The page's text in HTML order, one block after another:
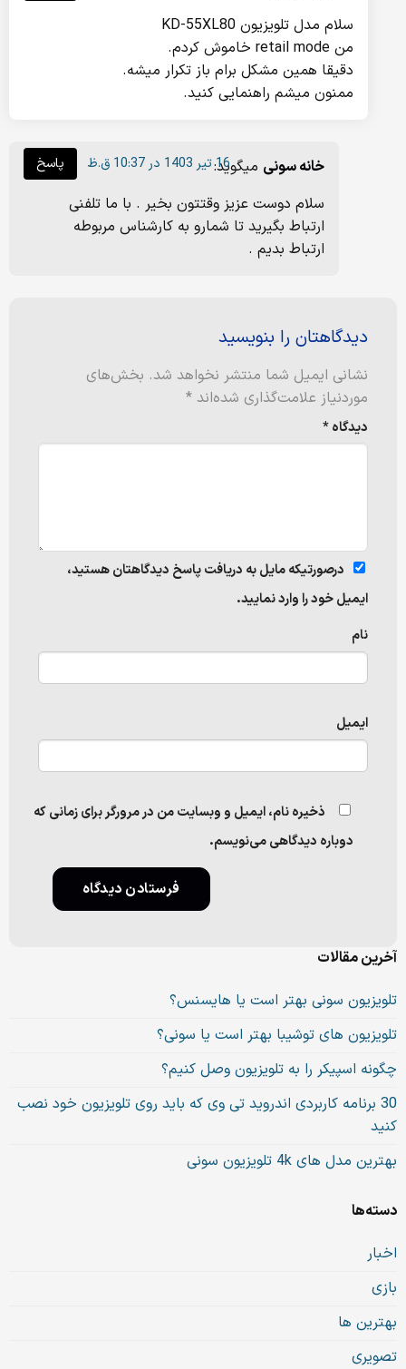
سلام مدل تلویزیون KD-55XL80
من retail mode خاموش کردم.
دقیقا همین مشکل برام باز تکرار میشه.
ممنون میشم راهنمایی کنید.
خانه سونی میگوید:
سلام دوست عزیز وقتتون بخیر . با ما تلفنی
ارتباط بگیرید تا شمارو به کارشناس مربوطه
ارتباط بدیم .
16 تیر 1403 در 10:37 ق.ظ پاسخ
دیدگاهتان را بنویسید
نشانی ایمیل شما منتشر نخواهد شد. بخش‌های
موردنیاز علامت‌گذاری شده‌اند *
دیدگاه*
درصورتیکه مایل به دریافت پاسخ دیدگاهتان هستید،
ایمیل خود را وارد نمایید.
نام
ایمیل
ذخیره نام، ایمیل و وبسایت من در مرورگر برای زمانی که
دوباره دیدگاهی می‌نویسم.
آخرین مقالات
تلویزیون سونی بهتر است یا هایسنس؟
تلویزیون های توشیبا بهتر است یا سونی؟
چگونه اسپیکر را به تلویزیون وصل کنیم؟
30 برنامه کاربردی اندروید تی وی که باید روی تلویزیون خود نصب
کنید
بهترین مدل های 4k تلویزیون سونی
دسته‌ها
اخبار
بازی
بهترین ها
تصویری